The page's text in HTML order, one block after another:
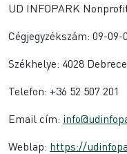
UD INFOPARK
Cégjegyzékszám: 09-09-
Székhelye: 4028
Telefon: +36 52 507 201
Email cím:
Weblap: https://